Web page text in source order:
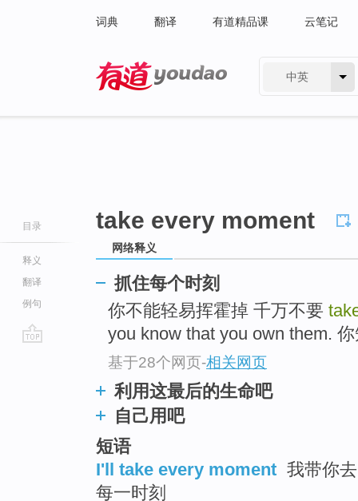
词典 翻译 有道精品课 云笔记
中英
目录
释义
翻译
例句
take every moment
网络释义
抓住每个时刻
你不能轻易挥霍掉 千万不要
you know that you own them.
基于28个网页-相关网页
利用这最后的生命吧
自己用吧
短语
I'll take every moment 我带你
每一时刻